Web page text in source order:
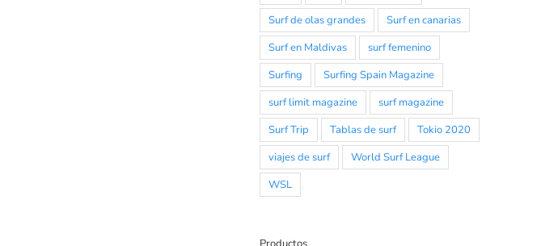
Surf de olas grandes
Surf en canarias
Surf en Maldivas
surf femenino
Surfing
Surfing Spain Magazine
surf limit magazine
surf magazine
Surf Trip
Tablas de surf
Tokio 2020
viajes de surf
World Surf League
WSL